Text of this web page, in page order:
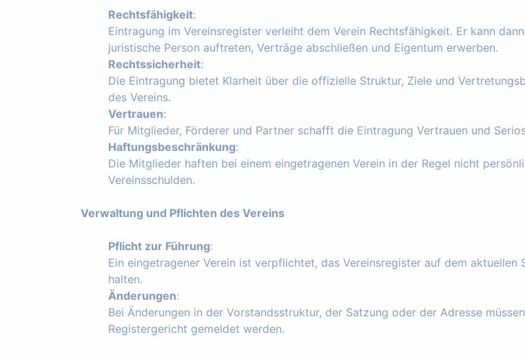
Rechtsfähigkeit:
Eintragung im Vereinsregister verleiht dem Verein Rechtsfähigkeit. Er kann
juristische Person auftreten, Verträge abschließen und Eigentum erwerben.
Rechtssicherheit:
Die Eintragung bietet Klarheit über die offizielle Struktur, Ziele und
des Vereins.
Vertrauen:
Für Mitglieder, Förderer und Partner schafft die Eintragung Vertrauen und
Haftungsbeschränkung:
Die Mitglieder haften bei einem eingetragenen Verein in der Regel nicht
Vereinsschulden.
Verwaltung und Pflichten des Vereins
Pflicht zur Führung:
Ein eingetragener Verein ist verpflichtet, das Vereinsregister auf dem aktuellen
halten.
Änderungen:
Bei Änderungen in der Vorstandsstruktur, der Satzung oder der Adresse
Registergericht gemeldet werden.